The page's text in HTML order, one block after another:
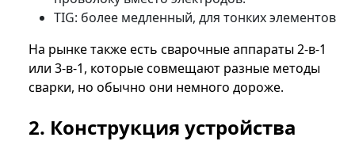
TIG: более медленный, для тонких элементов
На рынке также есть сварочные аппараты 2-в-1
или 3-в-1, которые совмещают разные методы
сварки, но обычно они немного дороже.
2. Конструкция устройства